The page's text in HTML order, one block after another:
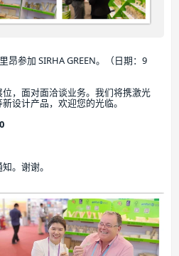
昂参加 SIRHA GREEN。（日期：9
，面对面洽谈业务。我们将携激光
设计产品，欢迎您的光临。
。谢谢。